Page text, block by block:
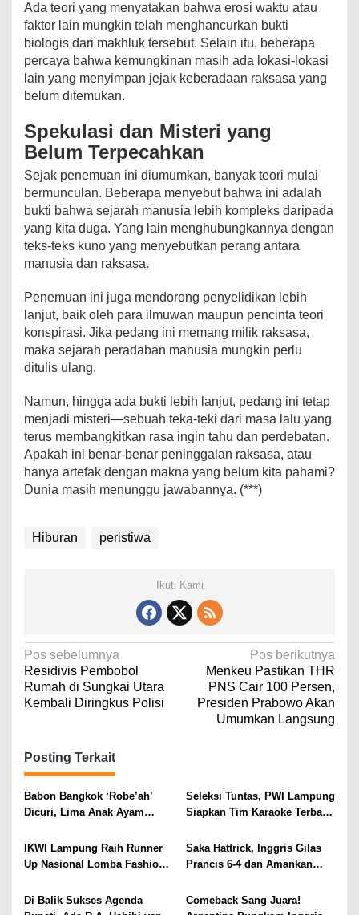
Ada teori yang menyatakan bahwa erosi waktu atau
faktor lain mungkin telah menghancurkan bukti
biologis dari makhluk tersebut. Selain itu, beberapa
percaya bahwa kemungkinan masih ada lokasi-lokasi
lain yang menyimpan jejak keberadaan raksasa yang
belum ditemukan.
Spekulasi dan Misteri yang
Belum Terpecahkan
Sejak penemuan ini diumumkan, banyak teori mulai
bermunculan. Beberapa menyebut bahwa ini adalah
bukti bahwa sejarah manusia lebih kompleks daripada
yang kita duga. Yang lain menghubungkannya dengan
teks-teks kuno yang menyebutkan perang antara
manusia dan raksasa.
Penemuan ini juga mendorong penyelidikan lebih
lanjut, baik oleh para ilmuwan maupun pencinta teori
konspirasi. Jika pedang ini memang milik raksasa,
maka sejarah peradaban manusia mungkin perlu
ditulis ulang.
Namun, hingga ada bukti lebih lanjut, pedang ini tetap
menjadi misteri—sebuah teka-teki dari masa lalu yang
terus membangkitkan rasa ingin tahu dan perdebatan.
Apakah ini benar-benar peninggalan raksasa, atau
hanya artefak dengan makna yang belum kita pahami?
Dunia masih menunggu jawabannya. (***)
Hiburan peristiwa
Ikuti Kami
N
a
v
g
a
s
i
p
o
Pos sebelumnya
Residivis Pembobol
Rumah di Sungkai Utara
Kembali Diringkus Polisi
Pos berikutnya
Menkeu Pastikan THR
PNS Cair 100 Persen,
Presiden Prabowo Akan
Umumkan Langsung
Posting Terkait
Babon Bangkok ‘Robe’ah’
Dicuri, Lima Anak Ayam
Gang Jalaba Kotabumi Heboh
Seleksi Tuntas, PWI Lampung
Siapkan Tim Karaoke Terbaik
IKWI Lampung Raih Runner
Up Nasional Lomba Fashion
Busana Saibatin Curi
Perhatian
Saka Hattrick, Inggris Gilas
Prancis 6-4 dan Amankan
Di Balik Sukses Agenda
Comeback Sang Juara!